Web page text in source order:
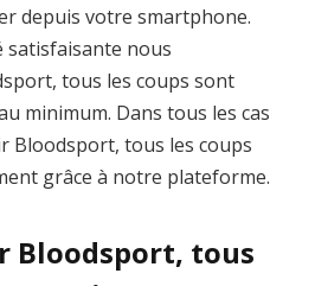
depuis votre smartphone.
satisfaisante nous
tous les coups sont
minimum. Dans tous les cas
Bloodsport, tous les coups
grâce à notre plateforme.
Bloodsport, tous